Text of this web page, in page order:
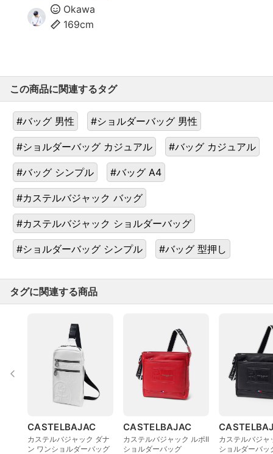
Okawa
169cm
この商品に関連するタグ
#バッグ 男性 #ショルダーバッグ 男性
#ショルダーバッグ カジュアル #バッグ カジュアル
#バッグ シンプル #バッグ A4
#カステルバジャック バッグ
#カステルバジャック ショルダーバッグ
#ショルダーバッグ シンプル #バッグ 型押し
タグに関連する商品
CASTELBAJAC
カステルバジャック ダナ
ン ワンショルダーバッグ
CASTELBAJAC
カステルバジャック ルポII
ショルダーバッグ
カステルバジャ
ショルダーバッ